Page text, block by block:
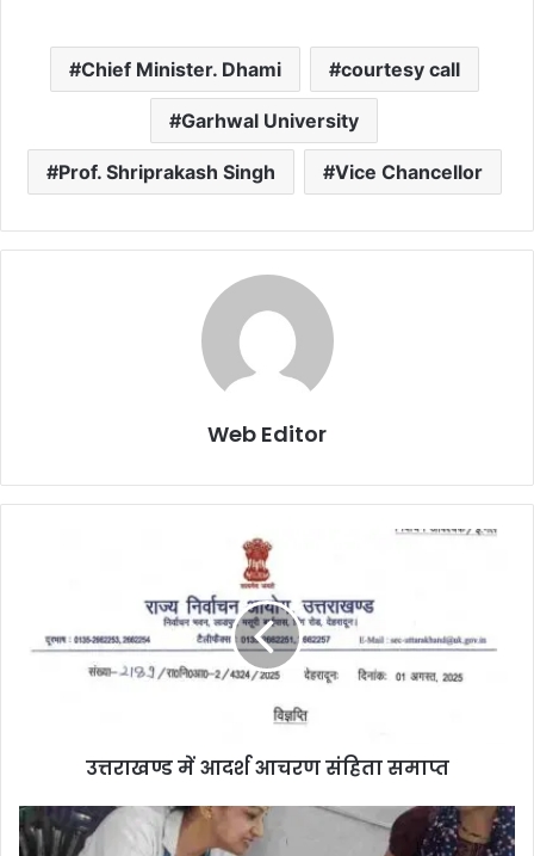
Chief Minister. Dhami courtesy call
Garhwal University
Prof. Shriprakash Singh Vice Chancellor
Web Editor
उत्तराखण्ड में आदर्श आचरण संहिता समाप्त